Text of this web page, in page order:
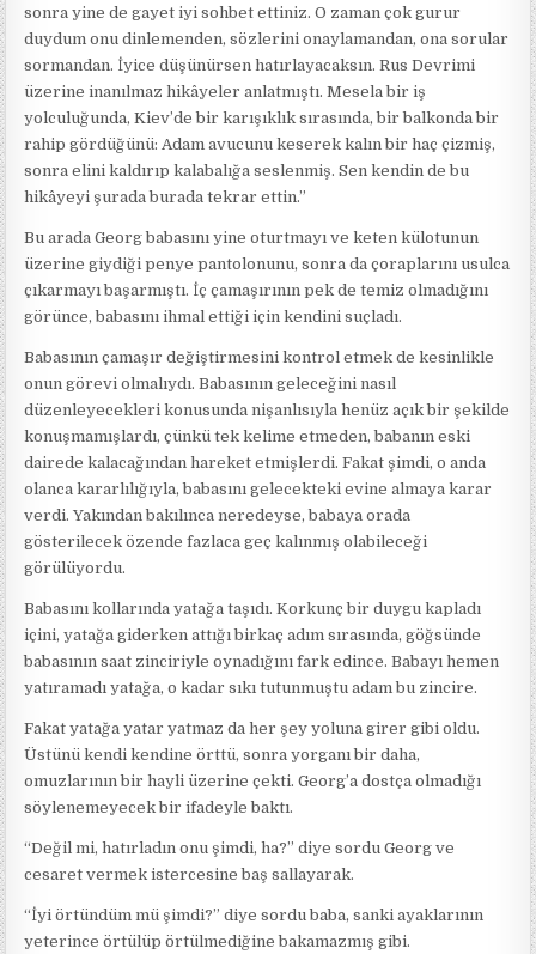
sonra yine de gayet iyi sohbet ettiniz. O zaman çok gurur
duydum onu dinlemenden, sözlerini onaylamandan, ona sorular
sormandan. İyice düşünürsen hatırlayacaksın. Rus Devrimi
üzerine inanılmaz hikâyeler anlatmıştı. Mesela bir iş
yolculuğunda, Kiev’de bir karışıklık sırasında, bir balkonda bir
rahip gördüğünü: Adam avucunu keserek kalın bir haç çizmiş,
sonra elini kaldırıp kalabalığa seslenmiş. Sen kendin de bu
hikâyeyi şurada burada tekrar ettin.”
Bu arada Georg babasını yine oturtmayı ve keten külotunun
üzerine giydiği penye pantolonunu, sonra da çoraplarını usulca
çıkarmayı başarmıştı. İç çamaşırının pek de temiz olmadığını
görünce, babasını ihmal ettiği için kendini suçladı.
Babasının çamaşır değiştirmesini kontrol etmek de kesinlikle
onun görevi olmalıydı. Babasının geleceğini nasıl
düzenleyecekleri konusunda nişanlısıyla henüz açık bir şekilde
konuşmamışlardı, çünkü tek kelime etmeden, babanın eski
dairede kalacağından hareket etmişlerdi. Fakat şimdi, o anda
olanca kararlılığıyla, babasını gelecekteki evine almaya karar
verdi. Yakından bakılınca neredeyse, babaya orada
gösterilecek özende fazlaca geç kalınmış olabileceği
görülüyordu.
Babasını kollarında yatağa taşıdı. Korkunç bir duygu kapladı
içini, yatağa giderken attığı birkaç adım sırasında, göğsünde
babasının saat zinciriyle oynadığını fark edince. Babayı hemen
yatıramadı yatağa, o kadar sıkı tutunmuştu adam bu zincire.
Fakat yatağa yatar yatmaz da her şey yoluna girer gibi oldu.
Üstünü kendi kendine örttü, sonra yorganı bir daha,
omuzlarının bir hayli üzerine çekti. Georg’a dostça olmadığı
söylenemeyecek bir ifadeyle baktı.
“Değil mi, hatırladın onu şimdi, ha?” diye sordu Georg ve
cesaret vermek istercesine baş sallayarak.
“İyi örtündüm mü şimdi?” diye sordu baba, sanki ayaklarının
yeterince örtülüp örtülmediğine bakamazmış gibi.